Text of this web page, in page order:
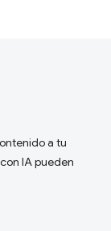
a tu
IA pueden